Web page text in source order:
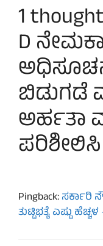
1
D
ಬಿಡುಗಡೆ
ಅರ್ಹತಾ
ಪರಿಶೀಲಿಸಿ
Pingback:ಸರ್ಕಾರಿ
ತುಟ್ಟಿಭತ್ಯೆ ಎಷ್ಟು